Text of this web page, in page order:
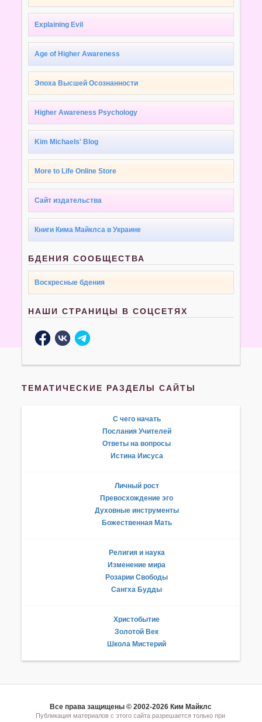
Explaining Evil
Age of Higher Awareness
Эпоха Высшей Осознанности
Higher Awareness Psychology
Kim Michaels' Blog
More to Life Online Store
Сайт издательства
Книги Кима Майклса в Украине
БДЕНИЯ СООБЩЕСТВА
Воскресные бдения
НАШИ СТРАНИЦЫ В СОЦСЕТЯХ
ТЕМАТИЧЕСКИЕ РАЗДЕЛЫ САЙТЫ
С чего начать
Послания Учителей
Ответы на вопросы
Истина Иисуса
Личный рост
Превосхождение эго
Духовные инструменты
Божественная Мать
Религия и наука
Изменение мира
Розарии Свободы
Сангха Будды
Христобытие
Золотой Век
Школа Мистерий
Все права защищены © 2002-2026 Ким Майклс
Публикация материалов с этого сайта разрешается только при